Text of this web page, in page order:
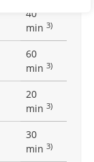
40
min 3)
60
min 3)
20
min 3)
30
min 3)